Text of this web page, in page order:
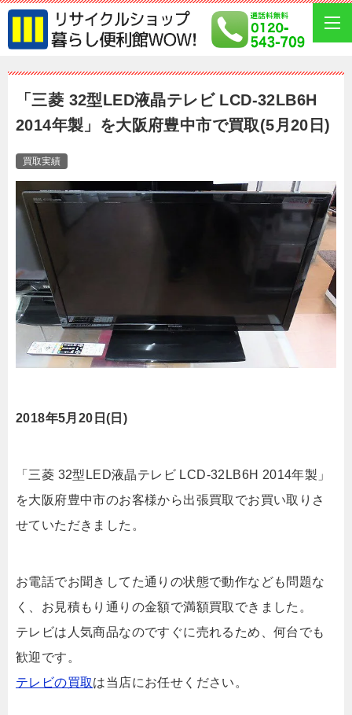
「三菱 32型LED液晶テレビ LCD-32LB6H
2014年製」を大阪府豊中市で買取(5月20日)
買取実績
2018年5月20日(日)
「三菱 32型LED液晶テレビ LCD-32LB6H 2014年製」
を大阪府豊中市のお客様から出張買取でお買い取りさ
せていただきました。
お電話でお聞きしてた通りの状態で動作なども問題な
く、お見積もり通りの金額で満額買取できました。
テレビは人気商品なのですぐに売れるため、何台でも
歓迎です。
テレビの買取は当店にお任せください。